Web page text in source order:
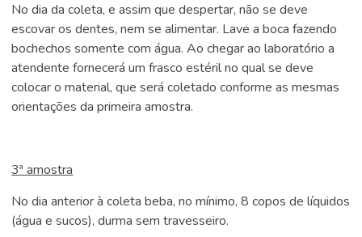
No dia da coleta, e assim que despertar, não se deve
escovar os dentes, nem se alimentar. Lave a boca fazendo
bochechos somente com água. Ao chegar ao laboratório a
atendente fornecerá um frasco estéril no qual se deve
colocar o material, que será coletado conforme as mesmas
orientações da primeira amostra.
3ª amostra
No dia anterior à coleta beba, no mínimo, 8 copos de líquidos
(água e sucos), durma sem travesseiro.